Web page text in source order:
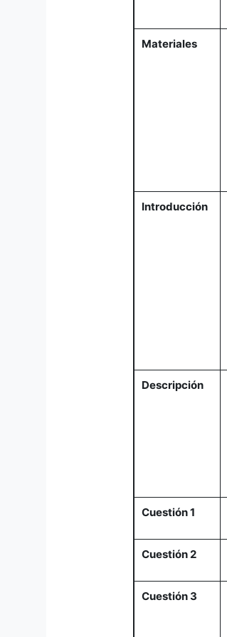
Materiales
Introducción
Descripción
Cuestión 1
Cuestión 2
Cuestión 3